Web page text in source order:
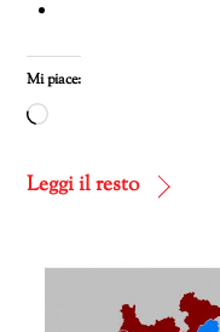
Mi piace:
Caricamento
corso…
Leggi il resto